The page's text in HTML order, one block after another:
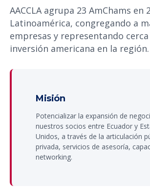
AACCLA agrupa 23 AmChams en
Latinoamérica, congregando a
empresas y representando cerca
inversión americana en la región.
Misión
Potencializar la expansión de
nuestros socios entre Ecuador y
Unidos, a través de la articulación
privada, servicios de asesoría,
networking.